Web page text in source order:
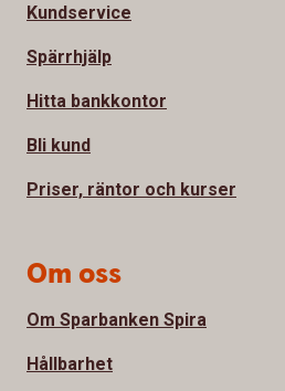
Kundservice
Spärrhjälp
Hitta bankkontor
Bli kund
Priser, räntor och kurser
Om oss
Om Sparbanken Spira
Hållbarhet